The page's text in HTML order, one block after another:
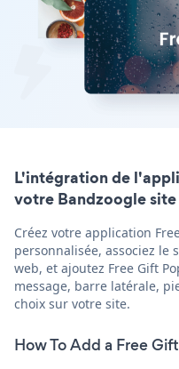
L'intégration de
votre Bandzoogle
Créez votre application
personnalisée, associez le
web, et ajoutez Free Gift
message, barre latérale,
choix sur votre site.
How To Add a Free